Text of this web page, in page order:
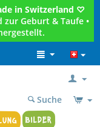
in Switzerland ♡
zur Geburt & Taufe •
BILDER
Suche